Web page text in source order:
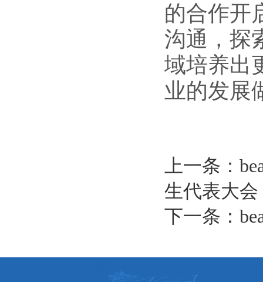
的合作开
沟通，探
域培养出
业的发展
上一条：
生代表大会
下一条：